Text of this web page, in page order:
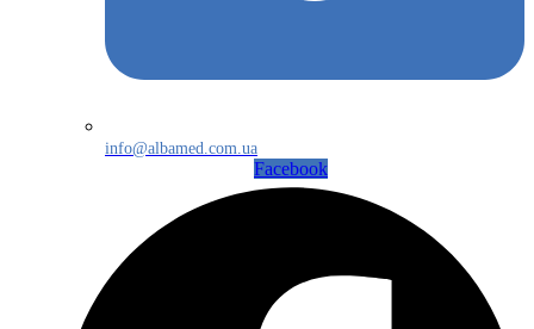
info@albamed.com.ua
Facebook